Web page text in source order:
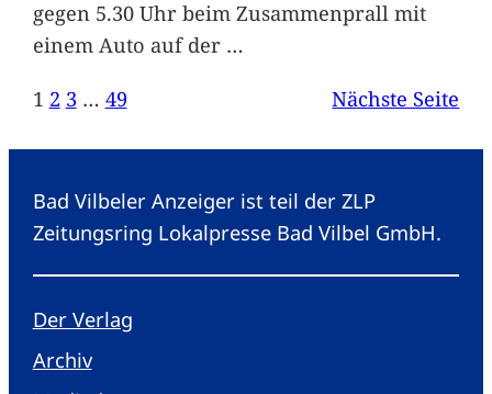
gegen 5.30 Uhr beim Zusammenprall mit
einem Auto auf der …
1 2 3 … 49 Nächste Seite
Bad Vilbeler Anzeiger ist teil der ZLP
Zeitungsring Lokalpresse Bad Vilbel GmbH.
Der Verlag
Archiv